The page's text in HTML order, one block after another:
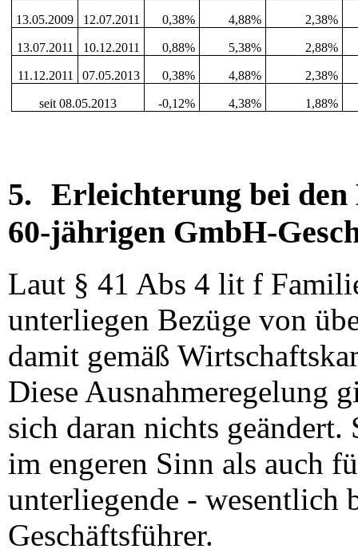
13.05.2009 12.07.2011 0,38% 4,88% 2,38%
13.07.2011 10.12.2011 0,88% 5,38% 2,88%
11.12.2011 07.05.2013 0,38% 4,88% 2,38%
seit 08.05.2013 -0,12% 4,38% 1,88%
5. Erleichterung bei den
60-jährigen GmbH-
Laut § 41 Abs 4 lit f
unterliegen Bezüge von
damit gemäß
Diese Ausnahmeregelung
sich daran nichts
im engeren Sinn als auch
unterliegende - wesentlich
Geschäftsführer.